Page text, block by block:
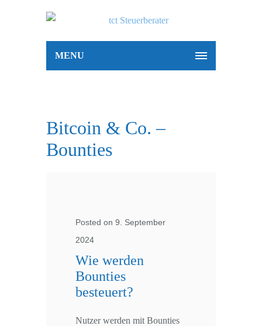
MENU
Bitcoin & Co. –
Bounties
Posted on 9. September
2024
Wie werden
Bounties
besteuert?
Nutzer werden mit Bounties